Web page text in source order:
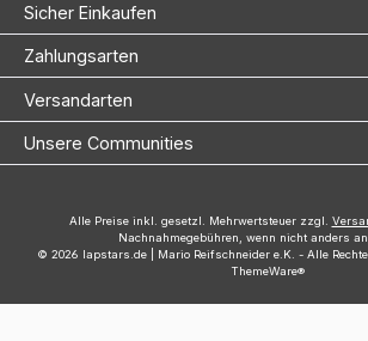
Sicher Einkaufen
Zahlungsarten
Versandarten
Unsere Communities
Alle Preise inkl. gesetzl. Mehrwertsteuer zzgl.
Nachnahmegebühren, wenn nicht anders
© 2026 lapstars.de | Mario Reifschneider e.K. - Alle
ThemeWare®